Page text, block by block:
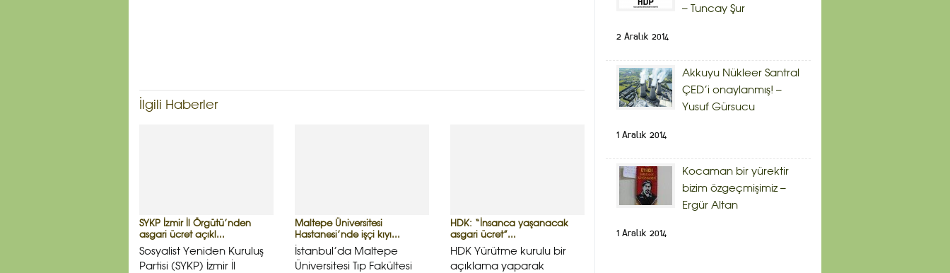
İlgili Haberler
SYKP İzmir İl Örgütü’nden
asgari ücret açıkl...
Sosyalist Yeniden Kuruluş
Partisi (SYKP) İzmir İl
Maltepe Üniversitesi
Hastanesi’nde işçi kıyı...
İstanbul’da Maltepe
Üniversitesi Tıp Fakültesi
HDK: “İnsanca yaşanacak
asgari ücret”...
HDK Yürütme kurulu bir
açıklama yaparak
– Tuncay Şur
2 Aralık 2014
Akkuyu Nükleer Santral
ÇED’i onaylanmış! –
Yusuf Gürsucu
1 Aralık 2014
Kocaman bir yürektir
bizim özgeçmişimiz –
Ergür Altan
1 Aralık 2014